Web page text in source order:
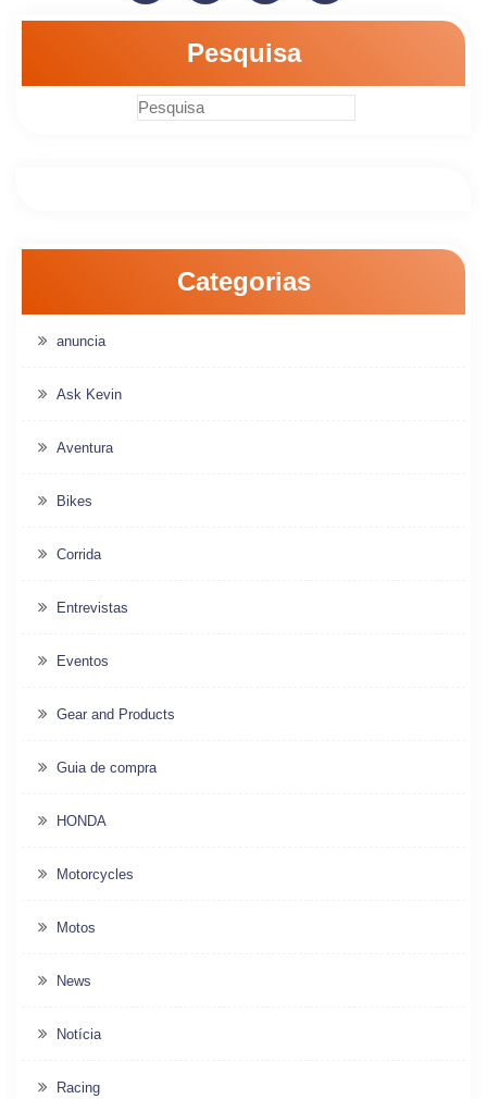
Pesquisa
Categorias
anuncia
Ask Kevin
Aventura
Bikes
Corrida
Entrevistas
Eventos
Gear and Products
Guia de compra
HONDA
Motorcycles
Motos
News
Notícia
Racing